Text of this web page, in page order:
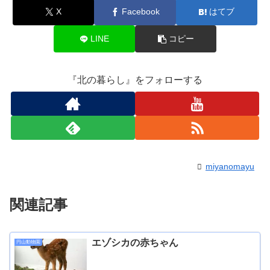
X Facebook はてブ
LINE コピー
『北の暮らし』をフォローする
miyanomayu
関連記事
円山動物園 エゾシカの赤ちゃん